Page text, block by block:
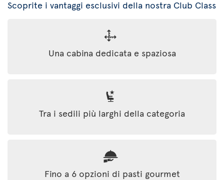
Scoprite i vantaggi esclusivi della nostra Club Class
Una cabina dedicata e spaziosa
Tra i sedili più larghi della categoria
Fino a 6 opzioni di pasti gourmet